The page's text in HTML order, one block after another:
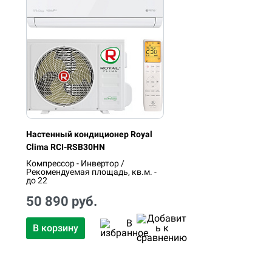
Настенный кондиционер Royal
Clima RCI-RSB30HN
Компрессор - Инвертор /
Рекомендуемая площадь, кв.м. -
до 22
50 890 руб.
В корзину